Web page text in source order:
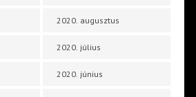
2020. augusztus
2020. július
2020. június